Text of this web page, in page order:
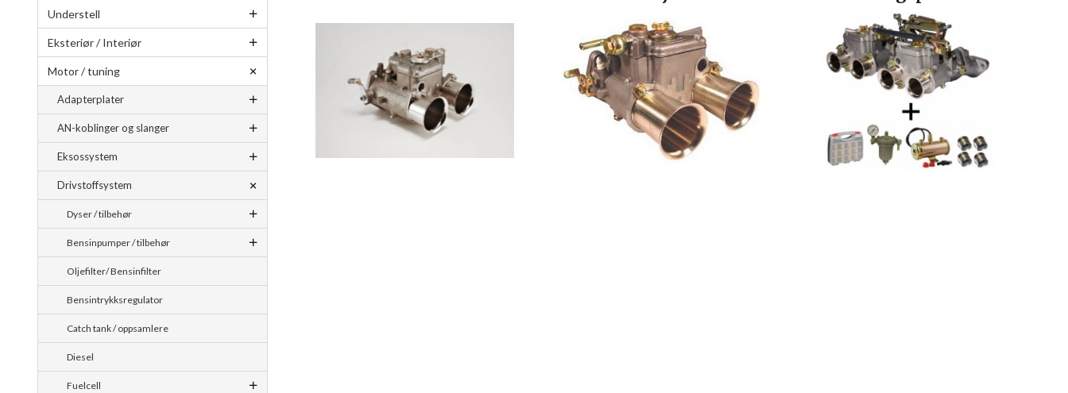
Understell
Eksteriør / Interiør
Motor / tuning
Adapterplater
AN-koblinger og slanger
Eksossystem
Drivstoffsystem
Dyser / tilbehør
Bensinpumper / tilbehør
Oljefilter/ Bensinfilter
Bensintrykksregulator
Catch tank / oppsamlere
Diesel
Fuelcell